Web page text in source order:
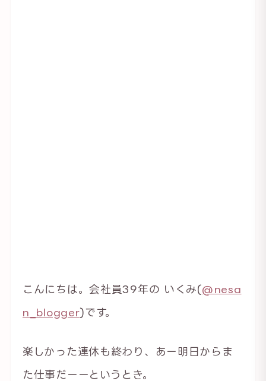
こんにちは。会社員39年の いくみ(@nesa
n_blogger)です。
楽しかった連休も終わり、あー明日からま
た仕事だーーというとき。